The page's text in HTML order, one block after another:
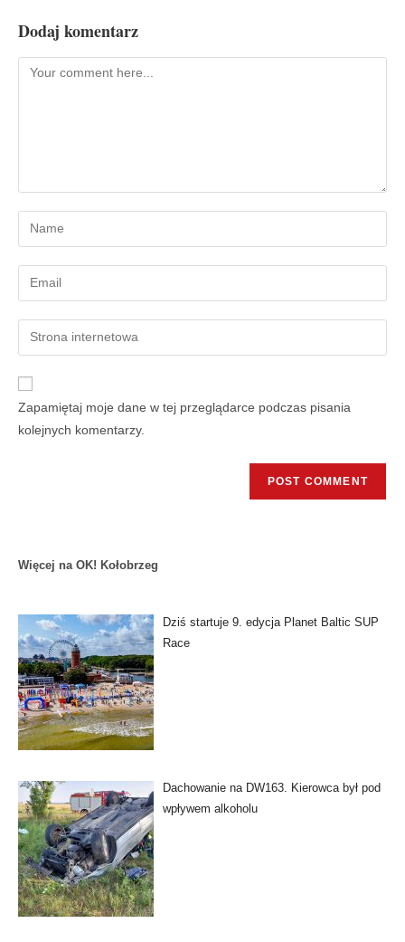
Dodaj komentarz
Zapamiętaj moje dane w tej przeglądarce podczas pisania
kolejnych komentarzy.
Więcej na OK! Kołobrzeg
Dziś startuje 9. edycja Planet Baltic SUP
Race
Dachowanie na DW163. Kierowca był pod
wpływem alkoholu